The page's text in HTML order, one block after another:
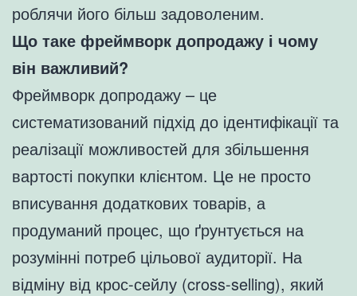
роблячи його більш задоволеним.
Що таке фреймворк допродажу і чому
він важливий?
Фреймворк допродажу – це
систематизований підхід до ідентифікації та
реалізації можливостей для збільшення
вартості покупки клієнтом. Це не просто
вписування додаткових товарів, а
продуманий процес, що ґрунтується на
розумінні потреб цільової аудиторії. На
відміну від крос-сейлу (cross-selling), який